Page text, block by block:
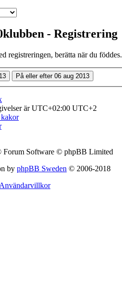
- Registrering
registreringen, berätta när du föddes.
är UTC+02:00 UTC+2
Forum Software © phpBB Limited
by phpBB Sweden © 2006-2018
Användarvillkor